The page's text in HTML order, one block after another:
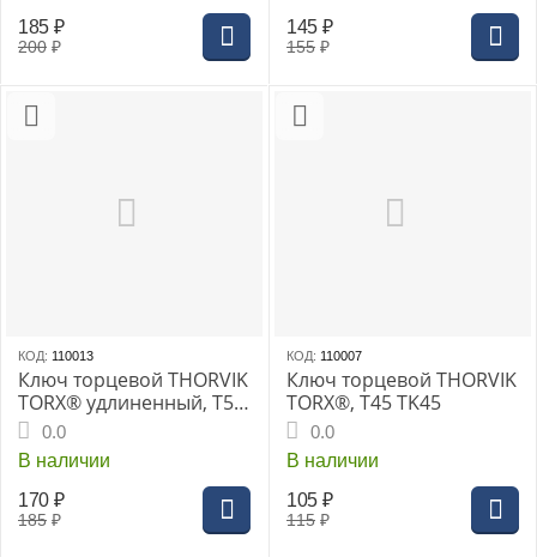
200 ₽
185 ₽
155 ₽
145 ₽
КОД: 110013
Ключ торцевой THORVIK
TORX® удлиненный, T50
TKL50
0.0
В наличии
185 ₽
170 ₽
КОД: 110007
Ключ торцевой THORVIK
TORX®, T45 TK45
0.0
В наличии
115 ₽
105 ₽